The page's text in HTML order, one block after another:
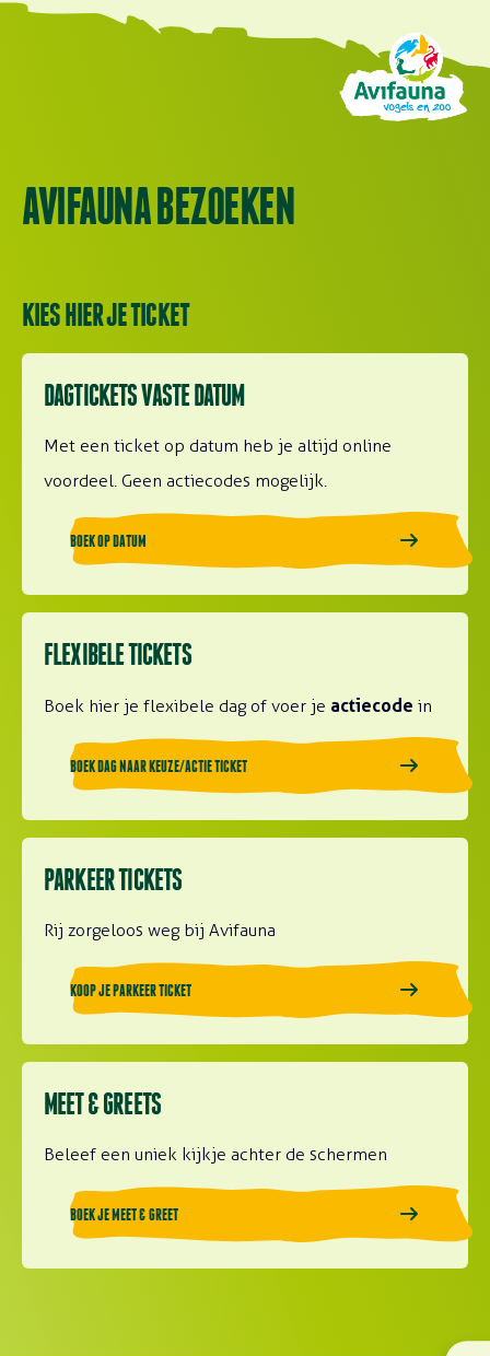
AVIFAUNA BEZOEKEN
KIES HIER JE TICKET
DAGTICKETS VASTE DATUM
Met een ticket op datum heb je altijd online
voordeel. Geen actiecodes mogelijk.
BOEK OP DATUM
FLEXIBELE TICKETS
Boek hier je flexibele dag of voer je actiecode in
BOEK DAG NAAR KEUZE/ACTIE TICKET
PARKEER TICKETS
Rij zorgeloos weg bij Avifauna
KOOP JE PARKEER TICKET
MEET & GREETS
Beleef een uniek kijkje achter de schermen
BOEK JE MEET & GREET